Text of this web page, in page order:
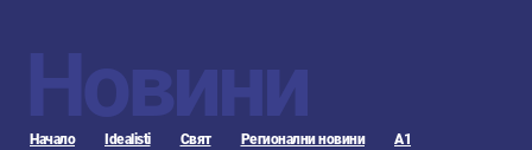
Новини
Начало Idealisti Свят Регионални новини А1